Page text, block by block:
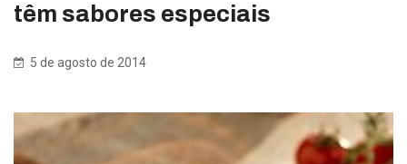
têm sabores especiais
5 de agosto de 2014